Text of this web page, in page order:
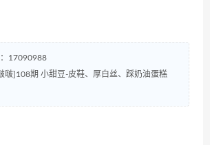
17090988
啵]108期 小甜豆-皮鞋、厚白丝、踩奶油蛋糕